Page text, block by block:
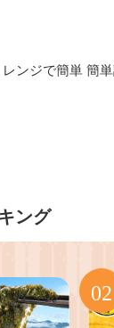
ンジで簡単 簡
ング